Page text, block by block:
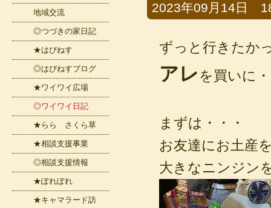
2023年09月14日
ずっと行きたか
アレを買いに
まずは・・・
お友達にお土産
大きなニンジン
地域交流
◎つづきの家日記
★はぴねす
◎はぴねすブログ
★ワイワイ広場
◎ワイワイ日記
★らら さくら草
★相談支援事業
◎相談支援情報
★ぽれぽれ
★キャマラード訪